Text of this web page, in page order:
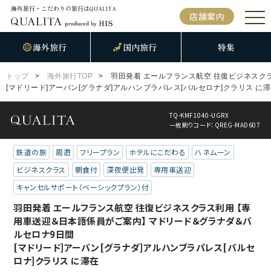
海外旅行・こだわりの旅行はQUALITA
店舗案内
海外旅行 国内旅行 特集
トップ 海外旅行TOP
羽田発着 エールフランス航空 往復ビジネス
[マドリード]アーバン[グラナダ]アルハンブラパレス[バルセロナ]クラリス に
TQ-KMF1040-UGRX
一枚刷りコード：QREG-MAD607
鉄道の旅 周遊 フリープラン ホテルにこだわる
ハネムーン
ビジネスクラス
朝食付 深夜便出発
専用車送迎
キャンセルサポート（ベーシックプラン）付
羽田発着 エールフランス航空 往復ビジネスクラス利用 【専
用車送迎＆日本語係員がご案内】 マドリード＆グラナダ＆バ
ルセロナ9日間
[マドリード]アーバン[グラナダ]アルハンブラパレス[バルセ
ロナ]クラリス に滞在